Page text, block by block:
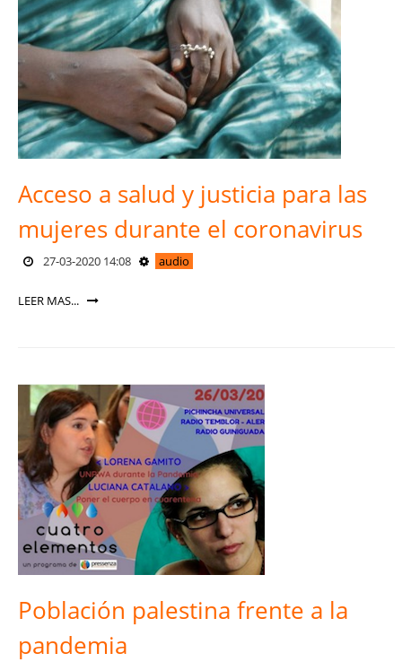
Acceso a salud y justicia para las
mujeres durante el coronavirus
27-03-2020 14:08 audio
LEER MAS...
Población palestina frente a la
pandemia